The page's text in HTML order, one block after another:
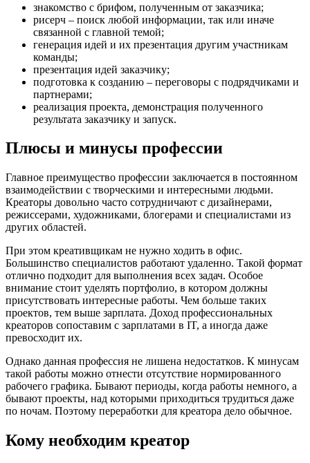
знакомство с брифом, полученным от заказчика;
рисерч – поиск любой информации, так или иначе
связанной с главной темой;
генерация идей и их презентация другим участникам
команды;
презентация идей заказчику;
подготовка к созданию – переговоры с подрядчиками и
партнерами;
реализация проекта, демонстрация полученного
результата заказчику и запуск.
Плюсы и минусы профессии
Главное преимущество профессии заключается в постоянном
взаимодействии с творческими и интересными людьми.
Креаторы довольно часто сотрудничают с дизайнерами,
режиссерами, художниками, блогерами и специалистами из
других областей.
При этом креативщикам не нужно ходить в офис.
Большинство специалистов работают удаленно. Такой формат
отлично подходит для выполнения всех задач. Особое
внимание стоит уделять портфолио, в котором должны
присутствовать интересные работы. Чем больше таких
проектов, тем выше зарплата. Доход профессиональных
креаторов сопоставим с зарплатами в IT, а иногда даже
превосходит их.
Однако данная профессия не лишена недостатков. К минусам
такой работы можно отнести отсутствие нормированного
рабочего графика. Бывают периоды, когда работы немного, а
бывают проекты, над которыми приходиться трудиться даже
по ночам. Поэтому переработки для креатора дело обычное.
Кому необходим креатор